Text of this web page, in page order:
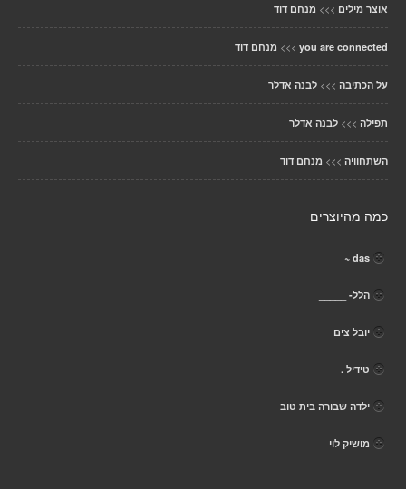
אוצר מילים >>> מנחם דוד
you are connected
>>> מנחם דוד
על הכתיבה >>> לבנה אדלר
תפילה >>> לבנה אדלר
השתחוויה >>> מנחם דוד
כמה מהיוצרים
das ~
הלל- _____
יובל צים
טידיל .
ילדה שבורה בית טוב
מושיק לוי